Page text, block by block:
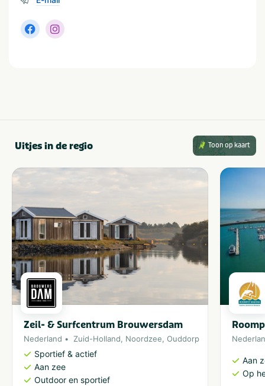
Minimale oppervlakte staanplaats (m²)
Populaire filters
Wifi
Geschikt voor campers
Families met kinderen
Strand dichtbij
tent/caravan
Uitjes in de regio Toon op kaart
Zeil- & Surfcentrum Brouwersdam
Nederland Zuid-Holland, Noordzee, Ouddorp
Sportief & actief
Aan zee
Outdoor en sportief
Aan
Op